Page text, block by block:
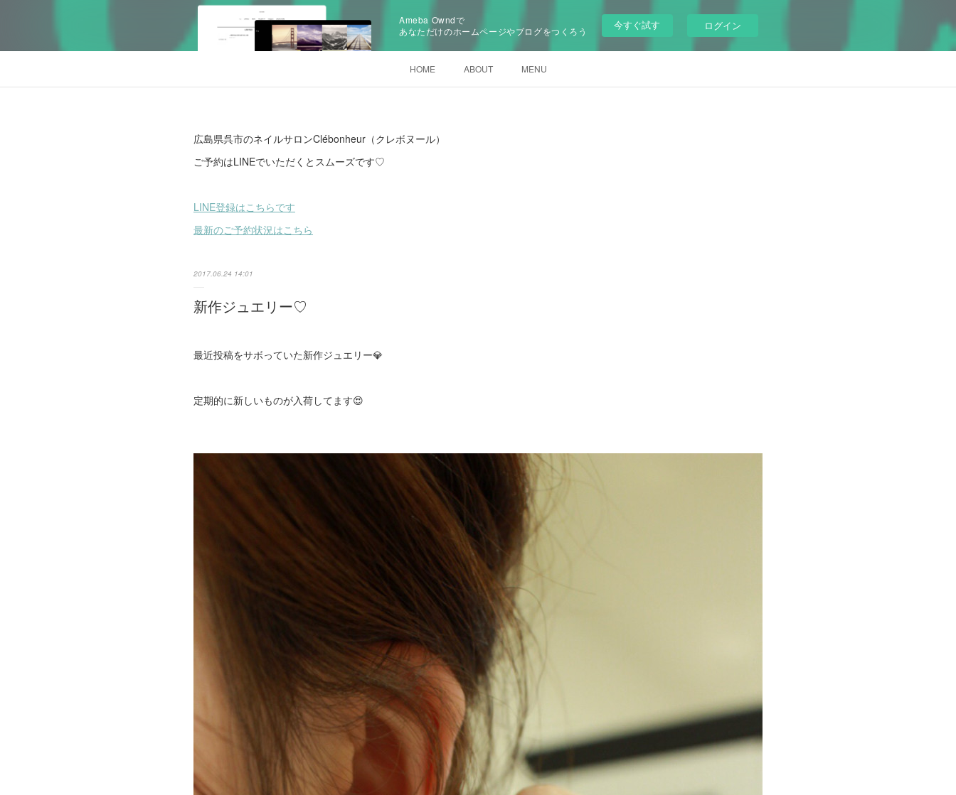
Ameba Owndで
あなただけのホームページやブログをつくろう
今すぐ試す ログイン
HOME ABOUT MENU
広島県呉市のネイルサロンClébonheur（クレボヌール）
ご予約はLINEでいただくとスムーズです♡
LINE登録はこちらです
最新のご予約状況はこちら
2017.06.24 14:01
新作ジュエリー♡
最近投稿をサボっていた新作ジュエリー💎
定期的に新しいものが入荷してます😍